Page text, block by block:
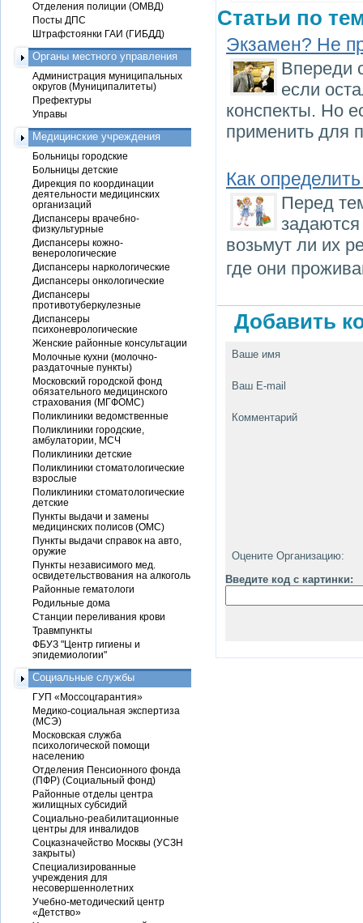
Статьи по
Экзамен? Не
Впереди
если
конспекты. Но
применить для
Как
Перед
возьмут ли их
где они
Добавить
Ваше имя
Ваш E-mail
Комментарий
Оцените Организацию:
Введите код с картинки:
Отделения полиции (ОМВД)
Посты ДПС
Штрафстоянки ГАИ (ГИБДД)
Органы местного управления
Администрация муниципальных
округов (Муниципалитеты)
Префектуры
Управы
Медицинские учреждения
Больницы городские
Больницы детские
Дирекция по координации
деятельности медицинских
организаций
Диспансеры врачебно-
физкультурные
Диспансеры кожно-
венерологические
Диспансеры наркологические
Диспансеры онкологические
Диспансеры
противотуберкулезные
Диспансеры
психоневрологические
Женские районные консультации
Молочные кухни (молочно-
раздаточные пункты)
Московский городской фонд
обязательного медицинского
страхования (МГФОМС)
Поликлиники ведомственные
Поликлиники городские,
амбулатории, МСЧ
Поликлиники детские
Поликлиники стоматологические
взрослые
Поликлиники стоматологические
детские
Пункты выдачи и замены
медицинских полисов (ОМС)
Пункты выдачи справок на авто,
оружие
Пункты независимого мед.
освидетельствования на алкоголь
Районные гематологи
Родильные дома
Станции переливания крови
Травмпункты
ФБУЗ "Центр гигиены и
эпидемиологии"
Социальные службы
ГУП «Моссоцгарантия»
Медико-социальная экспертиза
(МСЭ)
Московская служба
психологической помощи
населению
Отделения Пенсионного фонда
(ПФР) (Социальный фонд)
Районные отделы центра
жилищных субсидий
Социально-реабилитационные
центры для инвалидов
Соцказначейство Москвы (УСЗН
закрыты)
Специализированные
учреждения для
несовершеннолетних
Учебно-методический центр
«Детство»